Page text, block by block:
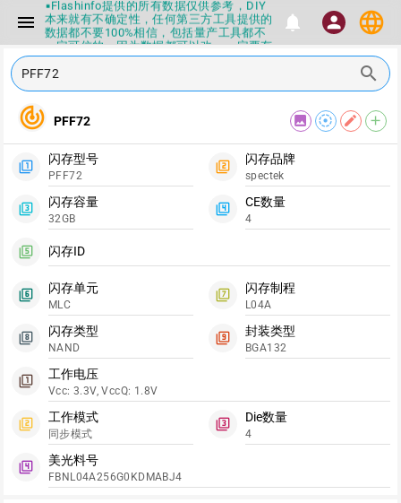
menu
▪Flashinfo提供的所有数据仅供参考，DIY
本来就有不确定性，任何第三方工具提供的
数据都不要100%相信，包括量产工具都不
一定可信的，因为数据都可以改，一定要有
正确的认知，不要随大流
▪如果发现数据有错误，或者存在误导，欢
迎积极反馈，Flashinfo尽量维护最正确的
▪Flashinfo APP更新技术规格和量产工具标
▪兄弟们没事不要乱下载量产工具，过分了
下载服务会暂停一段时间才能恢复
▪Flashinfo提供的所有数据仅供参考，DIY
本来就有不确定性，任何第三方工具提供的
数据都不要100%相信，包括量产工具都不
一定可信的，因为数据都可以改，一定要有
正确的认知，不要随大流
▪如果发现数据有错误，或者存在误导，欢
迎积极反馈，Flashinfo尽量维护最正确的
▪Flashinfo APP更新技术规格和量产工具标
签啦，使用更加丝滑，快点击下载吧
notifications person language
search
track_changes PFF72 image filter_tilt_shift edit add
filter_1
闪存型号
PFF72
filter_2
闪存品牌
spectek
filter_3
闪存容量
32GB
filter_4
CE数量
4
filter_5 闪存ID
filter_6
闪存单元
MLC
filter_7
闪存制程
L04A
filter_8
闪存类型
NAND
filter_9
封装类型
BGA132
filter_1
工作电压
Vcc: 3.3V, VccQ: 1.8V
filter_2
工作模式
同步模式
filter_3
Die数量
4
filter_4
美光料号
FBNL04A256G0KDMABJ4